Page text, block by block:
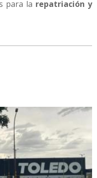
para la repatriación y